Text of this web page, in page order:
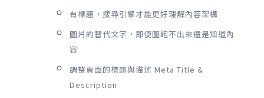
有標題，搜尋引擎才能更好理解內容架構
圖片的替代文字，即便圖跑不出來還是知道內
容
調整頁面的標題與描述 Meta Title &
Description